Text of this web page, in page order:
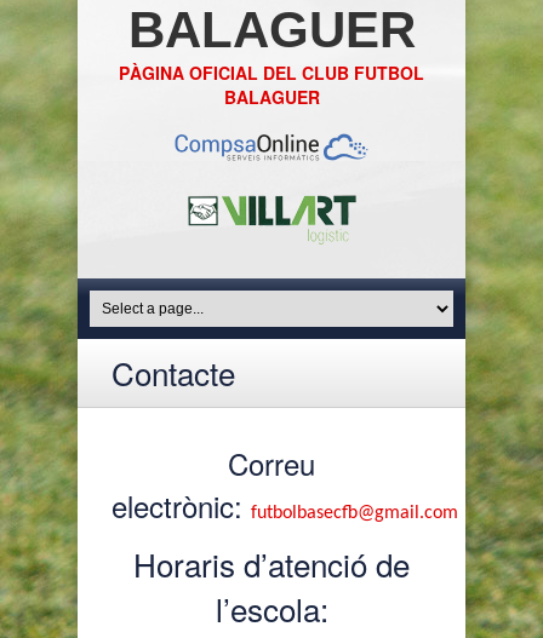
BALAGUER
PÀGINA OFICIAL DEL CLUB FUTBOL
BALAGUER
Contacte
Correu
electrònic: futbolbasecfb@gmail.com
Horaris d’atenció de
l’escola: